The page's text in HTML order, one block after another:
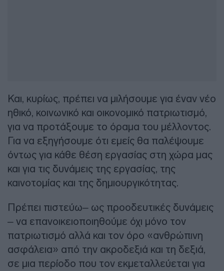
Και, κυρίως, πρέπει να μιλήσουμε για έναν νέο
ηθικό, κοινωνικό και οικονομικό πατριωτισμό,
για να προτάξουμε το όραμα του μέλλοντος.
Για να εξηγήσουμε ότι εμείς θα παλέψουμε
όντως για κάθε θέση εργασίας στη χώρα μας
και για τις δυνάμεις της εργασίας, της
καινοτομίας και της δημιουργικότητας.
Πρέπει πιστεύω– ως προοδευτικές δυνάμεις
– να επανοικειοποιηθούμε όχι μόνο τον
πατριωτισμό αλλά και τον όρο «ανθρώπινη
ασφάλεια» από την ακροδεξιά και τη δεξιά,
σε μια περίοδο που τον εκμεταλλεύεται για